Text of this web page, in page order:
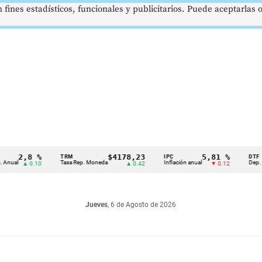
%
▲ 0.10
TRM
Tasa Rep. Moneda
$4178,23
▲ 0.42
IPC
Inflación anual
5,81 %
▼ 0.12
DTF
Dep.
Jueves, 6 de Agosto de 2026
estadísticos, funcionales y publicitarios. Puede aceptarlas